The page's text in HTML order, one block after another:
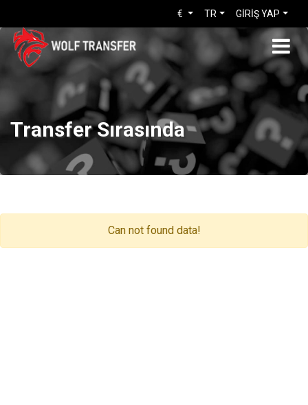
GİRİŞ YAP
TR
€
Transfer Sırasında
Can not found data!